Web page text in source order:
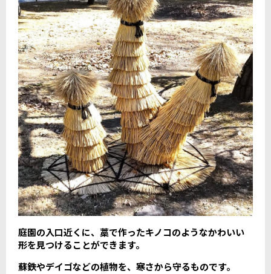
庭園の入口近くに、藁で作ったキノコのようなかわいい
形を見つけることができます。
蘇鉄やデイゴなどの植物を、寒さから守るものです。